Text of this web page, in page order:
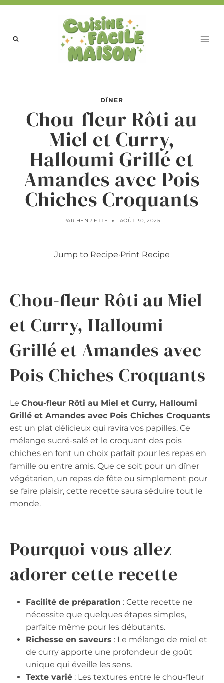
Aller
DÎNER
Chou-fleur Rôti au
Miel et Curry,
Halloumi Grillé et
Amandes avec Pois
Chiches Croquants
PAR HENRIETTE AOÛT 30, 2025
Jump to Recipe·Print Recipe
Chou-fleur Rôti au Miel
et Curry, Halloumi
Grillé et Amandes avec
Pois Chiches Croquants
Le Chou-fleur Rôti au Miel et Curry, Halloumi
Grillé et Amandes avec Pois Chiches Croquants
est un plat délicieux qui ravira vos papilles. Ce
mélange sucré-salé et le croquant des pois
chiches en font un choix parfait pour les repas en
famille ou entre amis. Que ce soit pour un dîner
végétarien, un repas de fête ou simplement pour
se faire plaisir, cette recette saura séduire tout le
monde.
Pourquoi vous allez
adorer cette recette
Facilité de préparation : Cette recette ne
nécessite que quelques étapes simples,
parfaite même pour les débutants.
Richesse en saveurs : Le mélange de miel et
de curry apporte une profondeur de goût
unique qui éveille les sens.
Texte varié : Les textures entre le chou-fleur